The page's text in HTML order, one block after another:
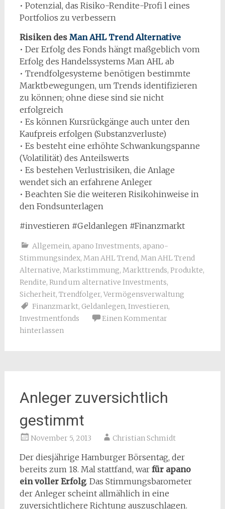
• Potenzial, das Risiko-Rendite-Profi l eines
Portfolios zu verbessern
Risiken des Man AHL Trend Alternative
• Der Erfolg des Fonds hängt maßgeblich vom
Erfolg des Handelssystems Man AHL ab
• Trendfolgesysteme benötigen bestimmte
Marktbewegungen, um Trends identifizieren
zu können; ohne diese sind sie nicht
erfolgreich
• Es können Kursrückgänge auch unter den
Kaufpreis erfolgen (Substanzverluste)
• Es besteht eine erhöhte Schwankungspanne
(Volatilität) des Anteilswerts
• Es bestehen Verlustrisiken, die Anlage
wendet sich an erfahrene Anleger
• Beachten Sie die weiteren Risikohinweise in
den Fondsunterlagen
#investieren #Geldanlegen #Finanzmarkt
Allgemein, apano Investments, apano-
Stimmungsindex, Man AHL Trend, Man AHL Trend
Alternative, Markstimmung, Markttrends, Produkte,
Rendite, Rund um alternative Investments,
Sicherheit, Trendfolger, Vermögensverwaltung
Finanzmarkt, Geldanlegen, Investieren,
Investmentfonds
Einen Kommentar
hinterlassen
Anleger zuversichtlich
gestimmt
November 5, 2013 Christian Schmidt
Der diesjährige Hamburger Börsentag, der
bereits zum 18. Mal stattfand, war für apano
ein voller Erfolg. Das Stimmungsbarometer
der Anleger scheint allmählich in eine
zuversichtlichere Richtung auszuschlagen.